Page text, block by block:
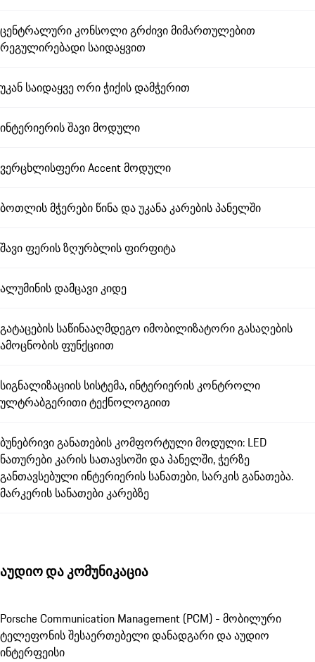
ცენტრალური კონსოლი გრძივი მიმართულებით
რეგულირებადი საიდაყვით
უკან საიდაყვე ორი ჭიქის დამჭერით
ინტერიერის შავი მოდული
ვერცხლისფერი Accent მოდული
ბოთლის მჭერები წინა და უკანა კარების პანელში
შავი ფერის ზღურბლის ფირფიტა
ალუმინის დამცავი კიდე
გატაცების საწინააღმდეგო იმობილიზატორი გასაღების
ამოცნობის ფუნქციით
სიგნალიზაციის სისტემა, ინტერიერის კონტროლი
ულტრაბგერითი ტექნოლოგიით
ბუნებრივი განათების კომფორტული მოდული: LED
ნათურები კარის სათავსოში და პანელში, ჭერზე
განთავსებული ინტერიერის სანათები, სარკის განათება.
მარკერის სანათები კარებზე
აუდიო და კომუნიკაცია
Porsche Communication Management (PCM) - მობილური
ტელეფონის შესაერთებელი დანადგარი და აუდიო
ინტერფეისი